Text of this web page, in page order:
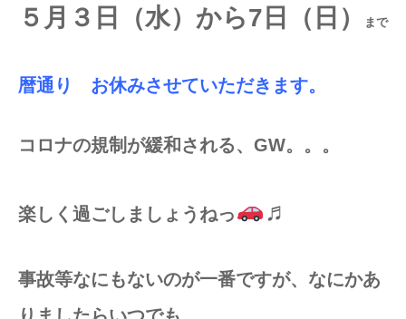
５月３日（水）から7日（日） まで
暦通り お休みさせていただきます。
コロナの規制が緩和される、GW。。。
楽しく過ごしましょうねっ ♬
事故等なにもないのが一番ですが、なにかあ